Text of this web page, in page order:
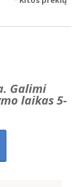
Galimi
laikas 5-